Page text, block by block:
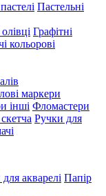
Пастельні
Графітні
кольорові
маркери
інші Фломастери
Ручки для
акварелі Папір